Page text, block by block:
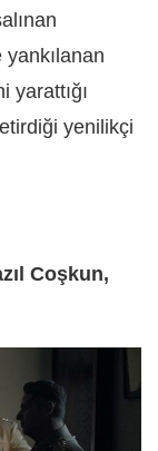
yarattığı
yenilikçi
Coşkun,